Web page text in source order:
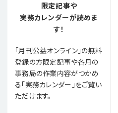
限定記事や
実務カレンダーが読めま
す！
「月刊公益オンライン」の無料
登録の方限定記事や各月の
事務局の作業内容がつかめ
る「実務カレンダー」をご覧い
ただけます。